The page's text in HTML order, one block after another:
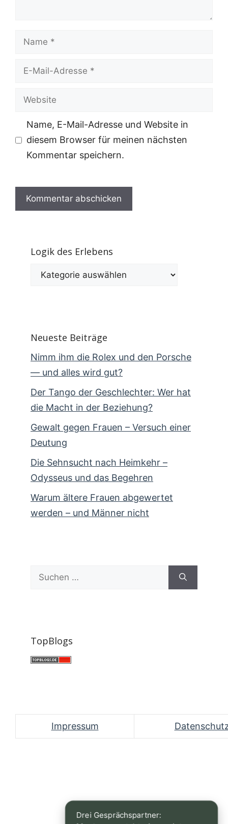
Name
E-
Adresse
Website
Name, E-Mail-Adresse und Website in
diesem Browser für meinen nächsten
Kommentar speichern.
Logik des Erlebens
Logik
Neueste Beiträge
Nimm ihm die Rolex und den Porsche
— und alles wird gut?
Der Tango der Geschlechter: Wer hat
die Macht in der Beziehung?
Gewalt gegen Frauen – Versuch einer
Deutung
Die Sehnsucht nach Heimkehr –
Odysseus und das Begehren
Warum ältere Frauen abgewertet
werden – und Männer nicht
Suchen
TopBlogs
Impressum
Drei Gesprächspartner: